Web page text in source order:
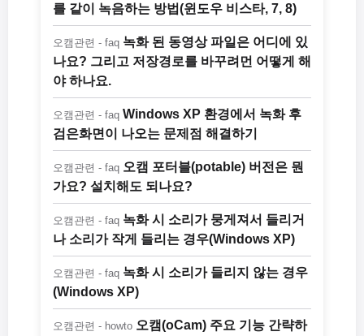
를 같이 녹음하는 방법(윈도우 비스타, 7, 8)
오캠관련 - faq 녹화 된 동영상 파일은 어디에 있
나요? 그리고 저장경로를 바꾸려먼 어떻게 해
야 하나요.
오캠관련 - faq Windows XP 환경에서 녹화 후
검은화면이 나오는 문제점 해결하기
오캠관련 - faq 오캠 포터블(potable) 버전은 뭔
가요? 설치해도 되나요?
오캠관련 - faq 녹화 시 소리가 뭉게져서 들리거
나 소리가 작게 들리는 경우(Windows XP)
오캠관련 - faq 녹화 시 소리가 들리지 않는 경우
(Windows XP)
오캠관련 - howto 오캠(oCam) 주요 기능 간략하